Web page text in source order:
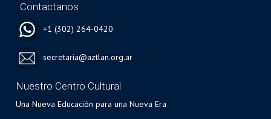
Contactanos
+1 (302) 264-0420
secretaria@aztlan.org.ar
Nuestro Centro Cultural
Una Nueva Educación para una Nueva Era